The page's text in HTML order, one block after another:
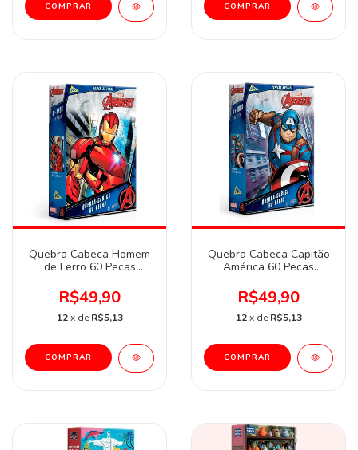
Quebra Cabeca Homem
de Ferro 60 Pecas
R$49,90
12 x de R$5,13
Quebra Cabeca Capitão
América 60 Pecas
R$49,90
12 x de R$5,13